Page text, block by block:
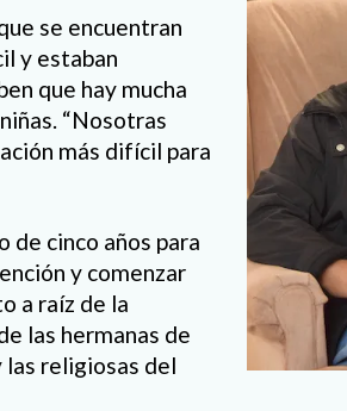
se encuentran
y estaban
que hay mucha
“Nosotras
más difícil para
de cinco años para
y comenzar
a raíz de la
las hermanas de
las religiosas del